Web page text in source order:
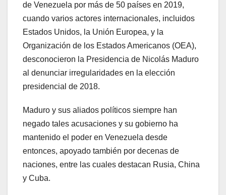
de Venezuela por más de 50 países en 2019,
cuando varios actores internacionales, incluidos
Estados Unidos, la Unión Europea, y la
Organización de los Estados Americanos (OEA),
desconocieron la Presidencia de Nicolás Maduro
al denunciar irregularidades en la elección
presidencial de 2018.
Maduro y sus aliados políticos siempre han
negado tales acusaciones y su gobierno ha
mantenido el poder en Venezuela desde
entonces, apoyado también por decenas de
naciones, entre las cuales destacan Rusia, China
y Cuba.